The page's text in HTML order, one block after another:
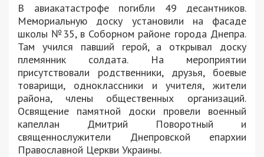
В авиакатастрофе погибли 49 десантников.
Мемориальную доску установили на фасаде
школы №35, в Соборном районе города Днепра.
Там учился павший герой, а открывал доску
племянник солдата. На мероприятии
присутствовали родственники, друзья, боевые
товарищи, одноклассники и учителя, жители
района, члены общественных организаций.
Освящение памятной доски провели военный
капеллан Дмитрий Поворотный и
священнослужители Днепровской епархии
Православной Церкви Украины.